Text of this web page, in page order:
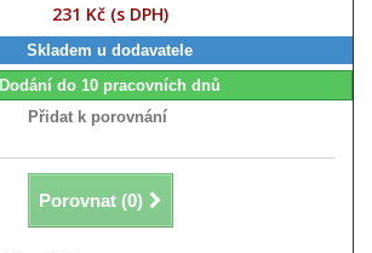
231 Kč (s DPH)
Skladem u dodavatele
Dodání do 10 pracovních dnů
Přidat k porovnání
Porovnat (0)